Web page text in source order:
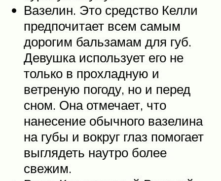
Вазелин. Это средство Келли
предпочитает всем самым
дорогим бальзамам для губ.
Девушка использует его не
только в прохладную и
ветреную погоду, но и перед
сном. Она отмечает, что
нанесение обычного вазелина
на губы и вокруг глаз помогает
выглядеть наутро более
свежим.